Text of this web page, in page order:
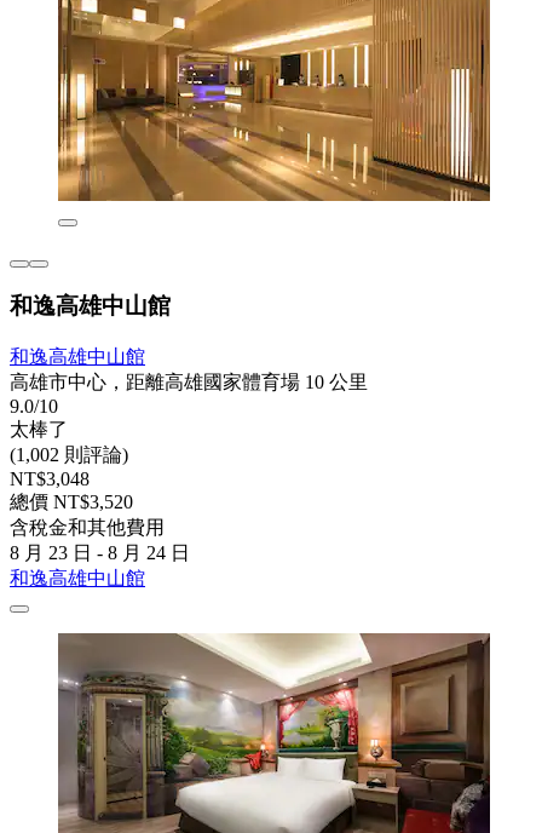
和逸高雄中山館
和逸高雄中山館
高雄市中心，距離高雄國家體育場 10 公里
9.0/10
太棒了
(1,002 則評論)
NT$3,048
總價 NT$3,520
含稅金和其他費用
8 月 23 日 - 8 月 24 日
和逸高雄中山館